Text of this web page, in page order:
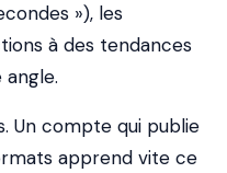
»), les
à des tendances
Un compte qui publie
apprend vite ce